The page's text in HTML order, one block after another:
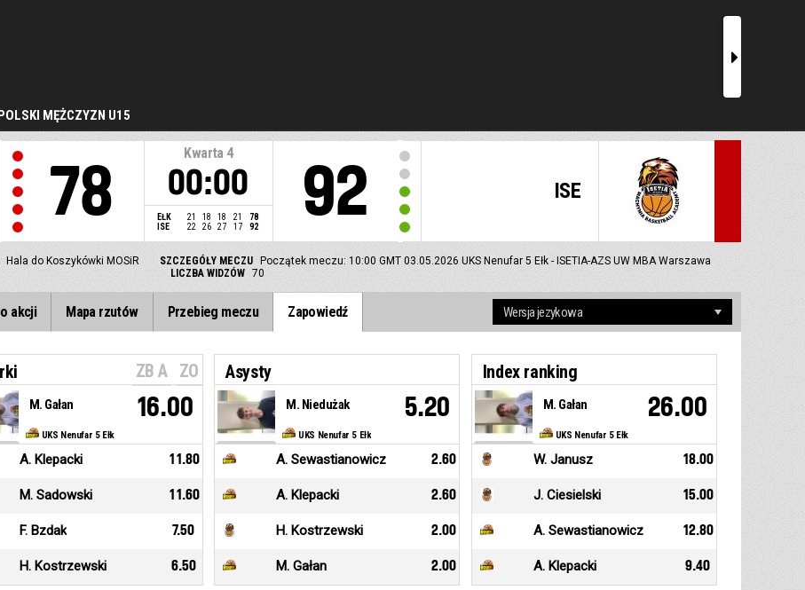
r
MĘŻCZYZN U15
78
Kwarta 4
00:00
EŁK 21 18 18 21
78
ISE
22 26 27 17 92
ISE
92
Hala do Koszykówki MOSiR SZCZEGÓŁY MECZU Początek meczu: 10:00 GMT 03.05.2026 UKS Nenufar 5 Ełk - ISETIA-AZS UW MBA Warszawa
LICZBA WIDZÓW 70
akcji Mapa rzutów Przebieg meczu Zapowiedź
ZB A ZO
UKS Nenufar 5 Ełk
M. Gałan 16.00
A. Klepacki 11.80
M. Sadowski 11.60
F. Bzdak 7.50
H. Kostrzewski 6.50
Asysty
UKS Nenufar 5 Ełk
M. Niedużak 5.20
A. Sewastianowicz 2.60
A. Klepacki 2.60
H. Kostrzewski 2.00
M. Gałan 2.00
Index ranking
UKS Nenufar 5 Ełk
M. Gałan 26.00
W. Janusz 18.00
J. Ciesielski 15.00
A. Sewastianowicz 12.80
A. Klepacki 9.40